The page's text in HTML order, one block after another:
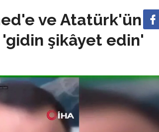
ve Atatürk'ün
şikâyet edin'